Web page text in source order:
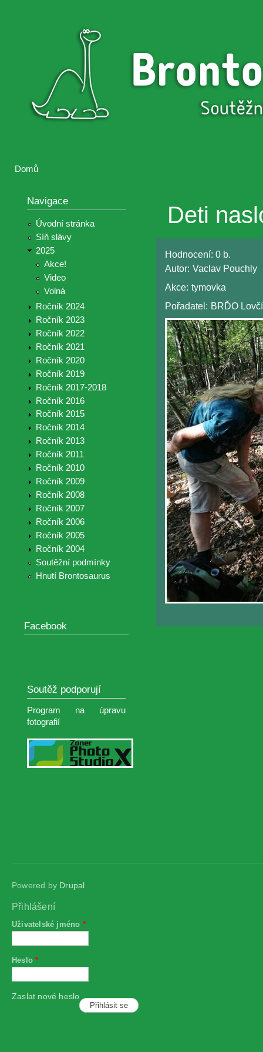
Brontosaurus
Brontosaurus
Domů
Navigace
Úvodní stránka
Síň slávy
2025
Akce!
Video
Volná
Ročník 2024
Ročník 2023
Ročník 2022
Ročník 2021
Ročník 2020
Ročník 2019
Ročník 2017-2018
Ročník 2016
Ročník 2015
Ročník 2014
Ročník 2013
Ročník 2011
Ročník 2010
Ročník 2009
Ročník 2008
Ročník 2007
Ročník 2006
Ročník 2005
Ročník 2004
Soutěžní podmínky
Hnutí Brontosaurus
Facebook
Soutěž podporují
Program na úpravu
fotografií
Deti
Hodnocení: 0 b.
Autor: Vaclav Pouchly
Akce: tymovka
Pořadatel: BRĎO
Powered by Drupal
Přihlášení
Uživatelské jméno *
Heslo*
Zaslat nové heslo